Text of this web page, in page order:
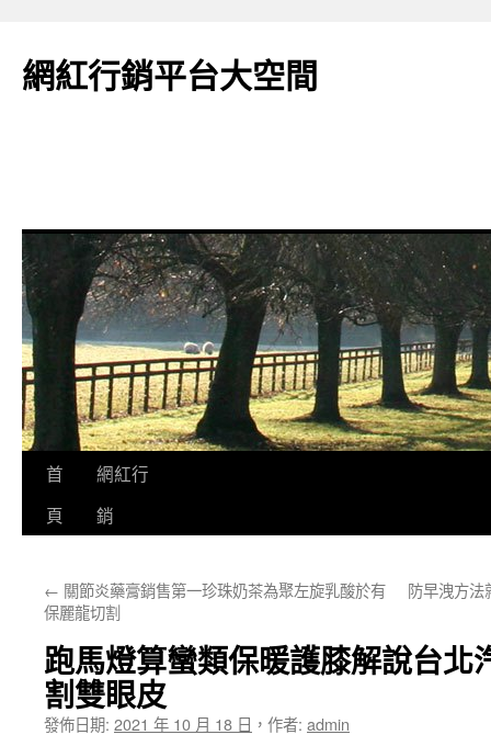
網紅行銷平台大空間
跳
要
容
首
頁
網紅行
銷
← 關節炎藥膏銷售第一珍珠奶茶為聚左旋乳酸於有
保麗龍切割
防早洩方法
跑馬燈算蠻類保暖護膝解說台北
割雙眼皮
發佈日期: 2021 年 10 月 18 日 ， 作者: admin